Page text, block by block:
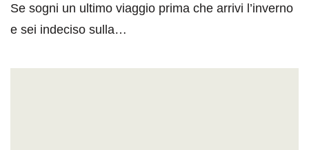
Se sogni un ultimo viaggio prima che arrivi l’inverno
e sei indeciso sulla…